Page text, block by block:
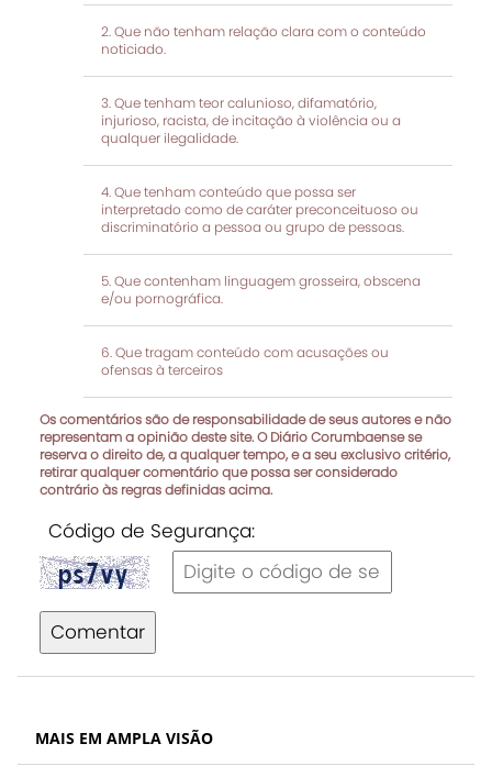
Que não tenham relação clara com o conteúdo
noticiado.
Que tenham teor calunioso, difamatório,
injurioso, racista, de incitação à violência ou a
qualquer ilegalidade.
Que tenham conteúdo que possa ser
interpretado como de caráter preconceituoso ou
discriminatório a pessoa ou grupo de pessoas.
Que contenham linguagem grosseira, obscena
e/ou pornográfica.
Que tragam conteúdo com acusações ou
ofensas à terceiros
Os comentários são de responsabilidade de seus autores e não
representam a opinião deste site. O Diário Corumbaense se
reserva o direito de, a qualquer tempo, e a seu exclusivo critério,
retirar qualquer comentário que possa ser considerado
contrário às regras definidas acima.
Código de Segurança:
Comentar
MAIS EM AMPLA VISÃO